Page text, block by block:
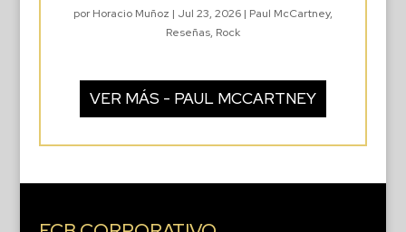
porHoracio Muñoz | Jul 23, 2026| Paul McCartney,
Reseñas, Rock
VER MÁS - PAUL MCCARTNEY